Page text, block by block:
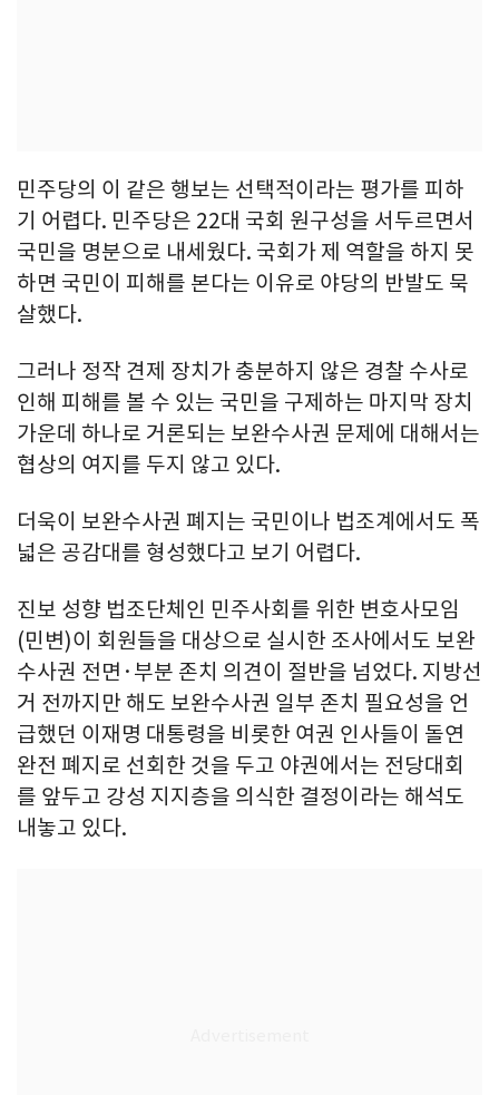
민주당의 이 같은 행보는 선택적이라는 평가를 피하
기 어렵다. 민주당은 22대 국회 원구성을 서두르면서
국민을 명분으로 내세웠다. 국회가 제 역할을 하지 못
하면 국민이 피해를 본다는 이유로 야당의 반발도 묵
살했다.
그러나 정작 견제 장치가 충분하지 않은 경찰 수사로
인해 피해를 볼 수 있는 국민을 구제하는 마지막 장치
가운데 하나로 거론되는 보완수사권 문제에 대해서는
협상의 여지를 두지 않고 있다.
더욱이 보완수사권 폐지는 국민이나 법조계에서도 폭
넓은 공감대를 형성했다고 보기 어렵다.
진보 성향 법조단체인 민주사회를 위한 변호사모임
(민변)이 회원들을 대상으로 실시한 조사에서도 보완
수사권 전면·부분 존치 의견이 절반을 넘었다. 지방선
거 전까지만 해도 보완수사권 일부 존치 필요성을 언
급했던 이재명 대통령을 비롯한 여권 인사들이 돌연
완전 폐지로 선회한 것을 두고 야권에서는 전당대회
를 앞두고 강성 지지층을 의식한 결정이라는 해석도
내놓고 있다.